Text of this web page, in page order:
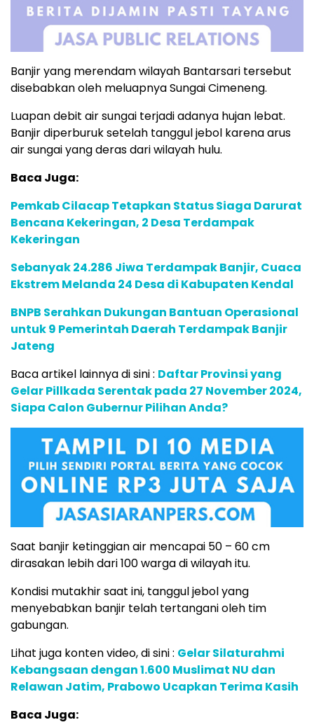
Banjir yang merendam wilayah Bantarsari tersebut
disebabkan oleh meluapnya Sungai Cimeneng.
Luapan debit air sungai terjadi adanya hujan lebat.
Banjir diperburuk setelah tanggul jebol karena arus
air sungai yang deras dari wilayah hulu.
Baca Juga:
Pemkab Cilacap Tetapkan Status Siaga Darurat
Bencana Kekeringan, 2 Desa Terdampak
Kekeringan
Sebanyak 24.286 Jiwa Terdampak Banjir, Cuaca
Ekstrem Melanda 24 Desa di Kabupaten Kendal
BNPB Serahkan Dukungan Bantuan Operasional
untuk 9 Pemerintah Daerah Terdampak Banjir
Jateng
Baca artikel lainnya di sini : Daftar Provinsi yang
Gelar Pillkada Serentak pada 27 November 2024,
Siapa Calon Gubernur Pilihan Anda?
Saat banjir ketinggian air mencapai 50 – 60 cm
dirasakan lebih dari 100 warga di wilayah itu.
Kondisi mutakhir saat ini, tanggul jebol yang
menyebabkan banjir telah tertangani oleh tim
gabungan.
Lihat juga konten video, di sini : Gelar Silaturahmi
Kebangsaan dengan 1.600 Muslimat NU dan
Relawan Jatim, Prabowo Ucapkan Terima Kasih
Baca Juga: